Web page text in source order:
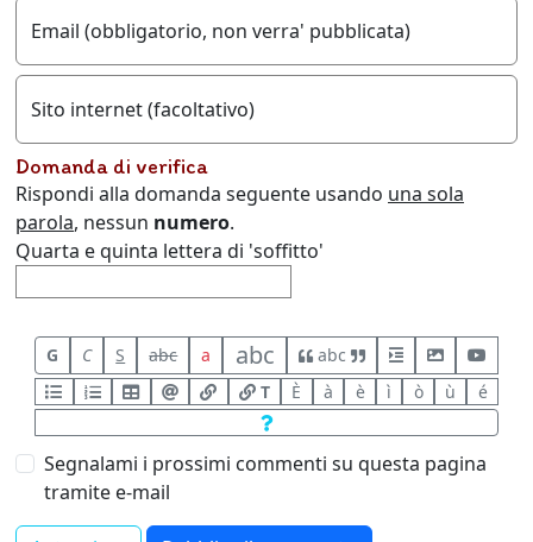
Email (obbligatorio, non verra' pubblicata)
Sito internet (facoltativo)
Domanda di verifica
Rispondi alla domanda seguente usando una sola
parola, nessun numero.
Quarta e quinta lettera di 'soffitto'
G C S abc a abc
abc
T
È à è ì ò ù é
Segnalami i prossimi commenti su questa pagina
tramite e-mail